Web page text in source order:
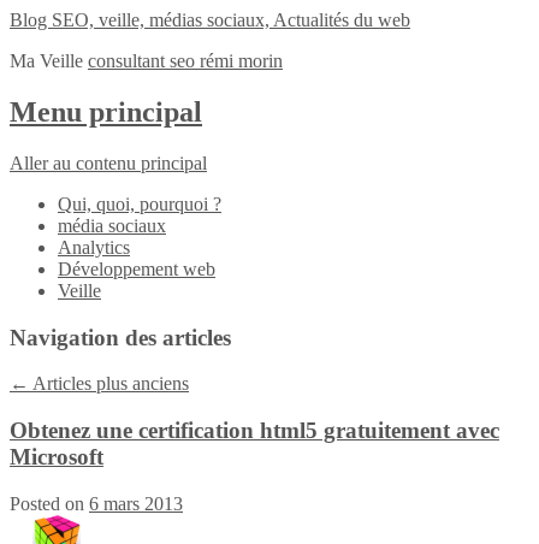
Blog SEO, veille, médias sociaux, Actualités du web
Ma Veille consultant seo rémi morin
Menu principal
Aller au contenu principal
Qui, quoi, pourquoi ?
média sociaux
Analytics
Développement web
Veille
Navigation des articles
← Articles plus anciens
Obtenez une certification html5 gratuitement avec
Microsoft
Posted on 6 mars 2013